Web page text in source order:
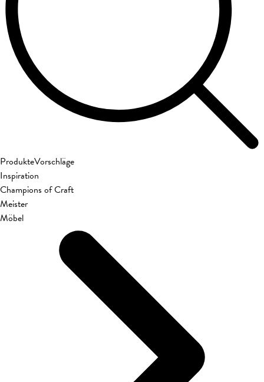
ProdukteVorschläge
Inspiration
Champions of Craft
Meister
Möbel